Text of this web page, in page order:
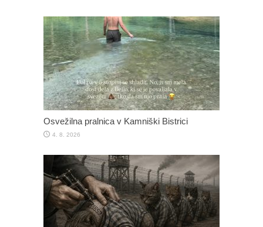
Osvežilna pralnica v Kamniški Bistrici
4. 8. 2026